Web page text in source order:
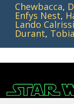
Chewbacca,
Enfys Nest,
Lando
Durant,